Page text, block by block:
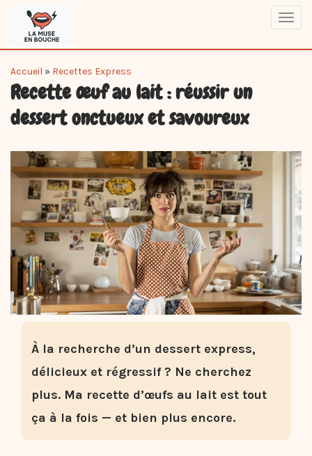
content
You
are
here
Accueil » Recettes Express
Recette œuf au lait : réussir un
dessert onctueux et savoureux
À la recherche d’un dessert express,
délicieux et régressif ? Ne cherchez
plus. Ma recette d’œufs au lait est tout
ça à la fois — et bien plus encore.